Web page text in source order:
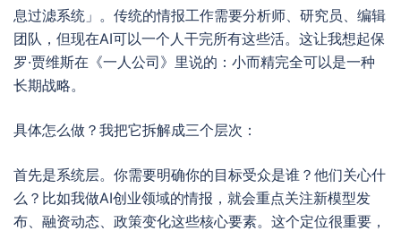
息过滤系统」。传统的情报工作需要分析师、研究员、编辑
团队，但现在AI可以一个人干完所有这些活。这让我想起保
罗·贾维斯在《一人公司》里说的：小而精完全可以是一种
长期战略。
具体怎么做？我把它拆解成三个层次：
首先是系统层。你需要明确你的目标受众是谁？他们关心什
么？比如我做AI创业领域的情报，就会重点关注新模型发
布、融资动态、政策变化这些核心要素。这个定位很重要，